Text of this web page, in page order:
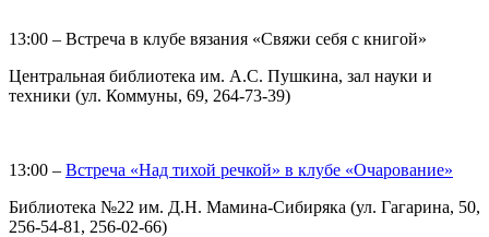
13:00 – Встреча в клубе вязания «Свяжи себя с книгой»
Центральная библиотека им. А.С. Пушкина, зал науки и
техники (ул. Коммуны, 69, 264-73-39)
13:00 – Встреча «Над тихой речкой» в клубе «Очарование»
Библиотека №22 им. Д.Н. Мамина-Сибиряка (ул. Гагарина, 50,
256-54-81, 256-02-66)